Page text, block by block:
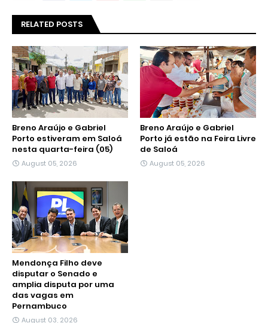
RELATED POSTS
Breno Araújo e Gabriel
Porto estiveram em Saloá
nesta quarta-feira (05)
August 05, 2026
Breno Araújo e Gabriel
Porto já estão na Feira Livre
de Saloá
August 05, 2026
Mendonça Filho deve
disputar o Senado e
amplia disputa por uma
das vagas em
Pernambuco
August 03, 2026